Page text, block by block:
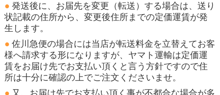
発送後に、お届先を変更（転送）する場合は、送り
状記載の住所から、変更後住所までの定価運賃が発
生します。
佐川急便の場合には当店が転送料金を立替えてお客
様へ請求する形になりますが、ヤマト運輸は定価運
賃をお届け先でお支払い頂くと言う方針ですので住
所は十分に確認の上でご注文くださいませ。
又、お届け先でお支払い頂く事が不都合な場合が多